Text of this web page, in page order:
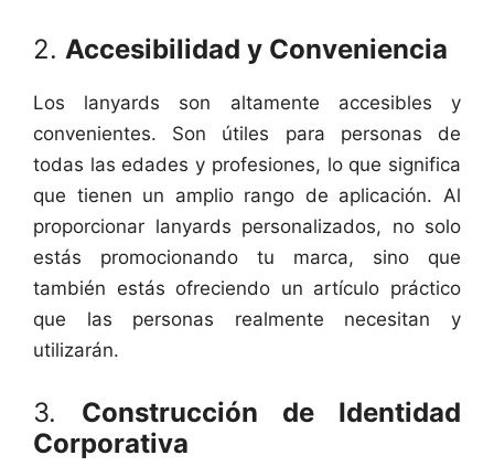
2. Accesibilidad y Conveniencia
Los lanyards son altamente accesibles y
convenientes. Son útiles para personas de
todas las edades y profesiones, lo que significa
que tienen un amplio rango de aplicación. Al
proporcionar lanyards personalizados, no solo
estás promocionando tu marca, sino que
también estás ofreciendo un artículo práctico
que las personas realmente necesitan y
utilizarán.
3. Construcción de Identidad
Corporativa